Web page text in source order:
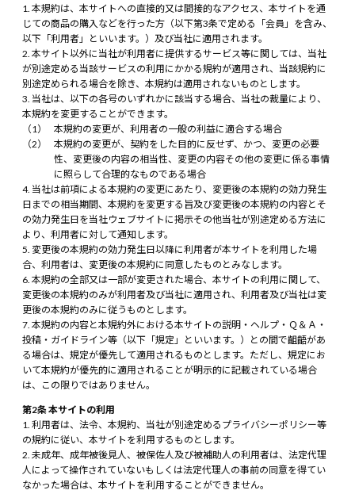
本規約は、本サイトへの直接的又は間接的なアクセス、本サイトを通
じての商品の購入などを行った方（以下第3条で定める「会員」を含み、
以下「利用者」といいます。）及び当社に適用されます。
本サイト以外に当社が利用者に提供するサービス等に関しては、当社
が別途定める当該サービスの利用にかかる規約が適用され、当該規約に
別途定められる場合を除き、本規約は適用されないものとします。
当社は、以下の各号のいずれかに該当する場合、当社の裁量により、
本規約を変更することができます。
本規約の変更が、利用者の一般の利益に適合する場合
本規約の変更が、契約をした目的に反せず、かつ、変更の必要
性、変更後の内容の相当性、変更の内容その他の変更に係る事情
に照らして合理的なものである場合
当社は前項による本規約の変更にあたり、変更後の本規約の効力発生
日までの相当期間、本規約を変更する旨及び変更後の本規約の内容とそ
の効力発生日を当社ウェブサイトに掲示その他当社が別途定める方法に
より、利用者に対して通知します。
変更後の本規約の効力発生日以降に利用者が本サイトを利用した場
合、利用者は、変更後の本規約に同意したものとみなします。
本規約の全部又は一部が変更された場合、本サイトの利用に関して、
変更後の本規約のみが利用者及び当社に適用され、利用者及び当社は変
更後の本規約のみに従うものとします。
本規約の内容と本規約外における本サイトの説明・ヘルプ・Ｑ＆Ａ・
投稿・ガイドライン等（以下「規定」といいます。）との間で齟齬があ
る場合は、規定が優先して適用されるものとします。ただし、規定にお
いて本規約が優先的に適用されることが明示的に記載されている場合
は、この限りではありません。
第2条 本サイトの利用
利用者は、法令、本規約、当社が別途定めるプライバシーポリシー等
の規約に従い、本サイトを利用するものとします。
未成年、成年被後見人、被保佐人及び被補助人の利用者は、法定代理
人によって操作されていないもしくは法定代理人の事前の同意を得てい
なかった場合は、本サイトを利用することができません。